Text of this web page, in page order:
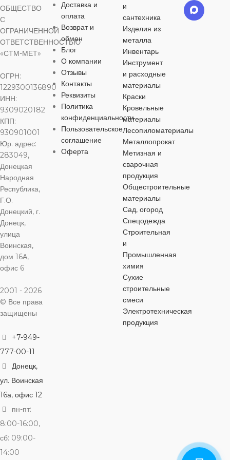
в ассортименте
МАТЕРИАЛ
оцинкованная
сталь
ДЛИНА
ШИРИНА
915 мм
оцинкованная
сталь
ДЛИНА
960 мм
ШИРИНА
оцинкованная
ДЛИНА
ШИРИНА
ШИРИНА
ОБЩЕСТВО
С
ОГРАНИЧЕННОЙ
ОТВЕТСТВЕННОСТЬЮ
«СТМ-МЕТ»
ОГРН:
1229300136890
ИНН:
9309020182
КПП:
930901001
Юр. адрес:
283049,
Донецкая
Народная
Республика,
Г.О.
Донецкий, г.
Донецк,
улица
Воинская,
дом 16А,
офис 6
2001 - 2026
© Все права
защищены
+7-949-
777-00-11
Донецк,
ул. Воинская
16а, офис 12
пн-пт:
8:00-16:00,
сб: 09:00-
14:00
Доставка и
оплата
Возврат и
обмен
Блог
О компании
Отзывы
Контакты
Реквизиты
Политика
конфиденциальности
Пользовательское
соглашение
Оферта
и
сантехника
Изделия из
металла
Инвентарь
Инструмент
и расходные
материалы
Краски
Кровельные
материалы
Лесопиломатериалы
Металлопрокат
Метизная и
сварочная
продукция
Общестроительные
материалы
Сад, огород
Спецодежда
Строительная
и
Промышленная
химия
Сухие
строительные
смеси
Электротехническая
продукция